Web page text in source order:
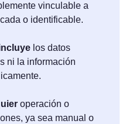
vinculable a
o identificable.
los datos
ni la información
operación o
ya sea manual o